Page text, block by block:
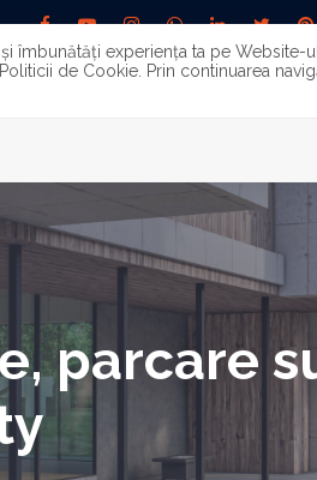
îmbunătăți experiența ta pe
de Cookie. Prin continuarea
parcare